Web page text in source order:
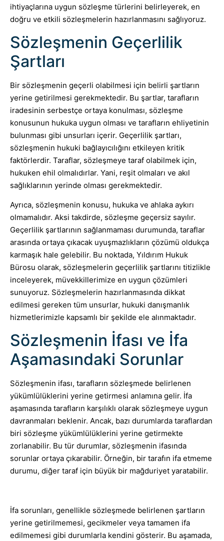
ihtiyaçlarına uygun sözleşme türlerini belirleyerek, en
doğru ve etkili sözleşmelerin hazırlanmasını sağlıyoruz.
Sözleşmenin Geçerlilik
Şartları
Bir sözleşmenin geçerli olabilmesi için belirli şartların
yerine getirilmesi gerekmektedir. Bu şartlar, tarafların
iradesinin serbestçe ortaya konulması, sözleşme
konusunun hukuka uygun olması ve tarafların ehliyetinin
bulunması gibi unsurları içerir. Geçerlilik şartları,
sözleşmenin hukuki bağlayıcılığını etkileyen kritik
faktörlerdir. Taraflar, sözleşmeye taraf olabilmek için,
hukuken ehil olmalıdırlar. Yani, reşit olmaları ve akıl
sağlıklarının yerinde olması gerekmektedir.
Ayrıca, sözleşmenin konusu, hukuka ve ahlaka aykırı
olmamalıdır. Aksi takdirde, sözleşme geçersiz sayılır.
Geçerlilik şartlarının sağlanmaması durumunda, taraflar
arasında ortaya çıkacak uyuşmazlıkların çözümü oldukça
karmaşık hale gelebilir. Bu noktada, Yıldırım Hukuk
Bürosu olarak, sözleşmelerin geçerlilik şartlarını titizlikle
inceleyerek, müvekkillerimize en uygun çözümleri
sunuyoruz. Sözleşmelerin hazırlanmasında dikkat
edilmesi gereken tüm unsurlar, hukuki danışmanlık
hizmetlerimizle kapsamlı bir şekilde ele alınmaktadır.
Sözleşmenin İfası ve İfa
Aşamasındaki Sorunlar
Sözleşmenin ifası, tarafların sözleşmede belirlenen
yükümlülüklerini yerine getirmesi anlamına gelir. İfa
aşamasında tarafların karşılıklı olarak sözleşmeye uygun
davranmaları beklenir. Ancak, bazı durumlarda taraflardan
biri sözleşme yükümlülüklerini yerine getirmekte
zorlanabilir. Bu tür durumlar, sözleşmenin ifasında
sorunlar ortaya çıkarabilir. Örneğin, bir tarafın ifa etmeme
durumu, diğer taraf için büyük bir mağduriyet yaratabilir.
İfa sorunları, genellikle sözleşmede belirlenen şartların
yerine getirilmemesi, gecikmeler veya tamamen ifa
edilmemesi gibi durumlarla kendini gösterir. Bu aşamada,